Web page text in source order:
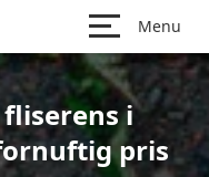
Menu
i
pris